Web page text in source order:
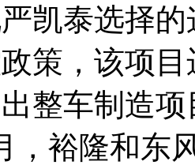
凯泰选择
策，该项
整车制造
，裕隆和东